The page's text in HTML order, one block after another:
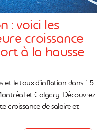
: voici les
croissance
à la hausse
et le taux d’inflation dans 15
et Calgary. Découvrez
croissance de salaire et